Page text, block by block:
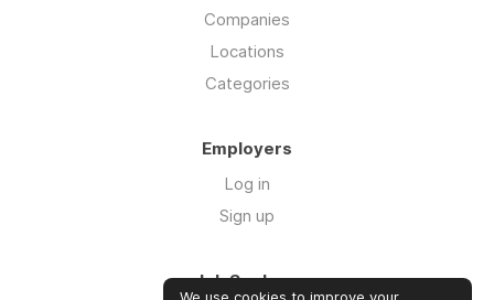
Companies
Locations
Categories
Employers
Log in
Sign up
Job Seekers